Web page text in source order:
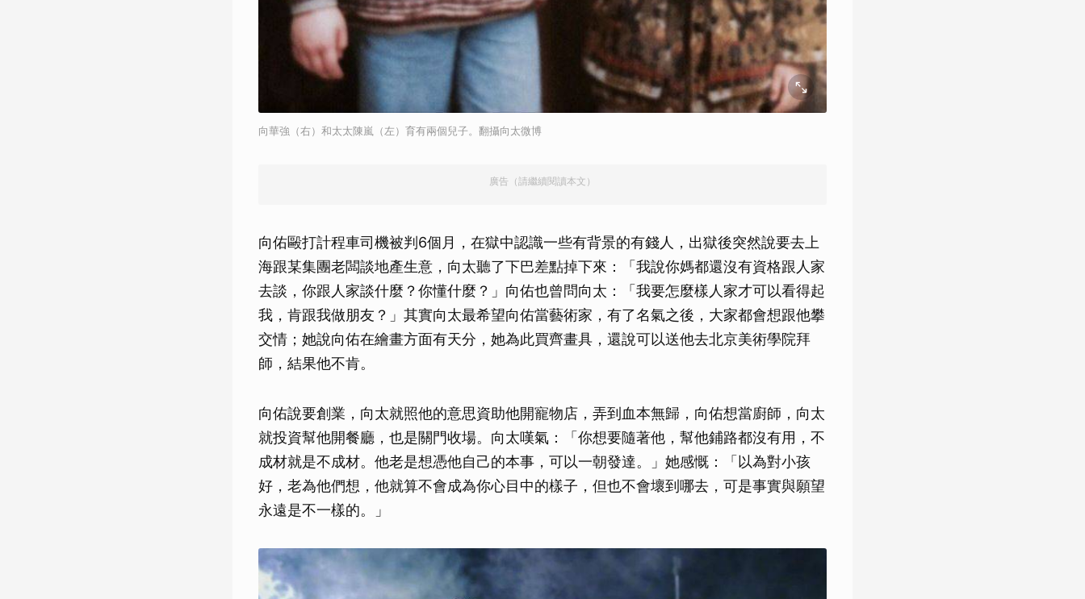
向華強（右）和太太陳嵐（左）育有兩個兒子。翻攝向太微博
廣告（請繼續閱讀本文）
向佑毆打計程車司機被判6個月，在獄中認識一些有背景的有錢人，出獄後突然說要去上
海跟某集團老闆談地產生意，向太聽了下巴差點掉下來：「我說你媽都還沒有資格跟人家
去談，你跟人家談什麼？你懂什麼？」向佑也曾問向太：「我要怎麼樣人家才可以看得起
我，肯跟我做朋友？」其實向太最希望向佑當藝術家，有了名氣之後，大家都會想跟他攀
交情；她說向佑在繪畫方面有天分，她為此買齊畫具，還說可以送他去北京美術學院拜
師，結果他不肯。
向佑說要創業，向太就照他的意思資助他開寵物店，弄到血本無歸，向佑想當廚師，向太
就投資幫他開餐廳，也是關門收場。向太嘆氣：「你想要隨著他，幫他鋪路都沒有用，不
成材就是不成材。他老是想憑他自己的本事，可以一朝發達。」她感慨：「以為對小孩
好，老為他們想，他就算不會成為你心目中的樣子，但也不會壞到哪去，可是事實與願望
永遠是不一樣的。」